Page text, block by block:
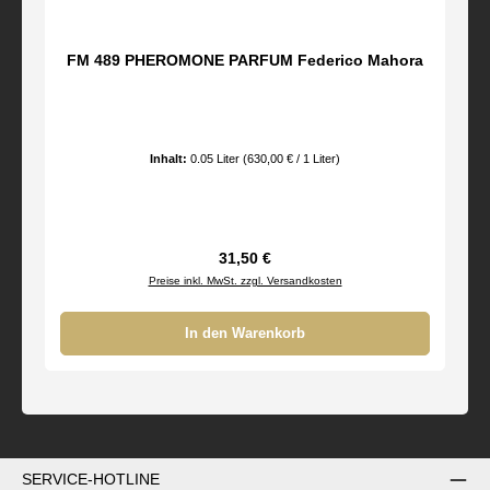
FM 489 PHEROMONE PARFUM Federico Mahora
Inhalt: 0.05 Liter (630,00 € / 1 Liter)
Regulärer Preis:
31,50 €
Preise inkl. MwSt. zzgl. Versandkosten
In den Warenkorb
SERVICE-HOTLINE